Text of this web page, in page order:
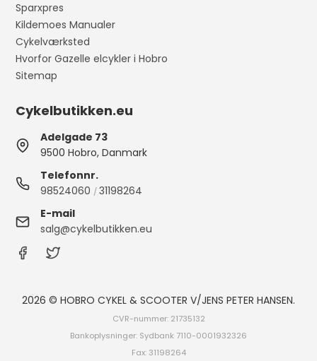
Sparxpres
Kildemoes Manualer
Cykelværksted
Hvorfor Gazelle elcykler i Hobro
Sitemap
Cykelbutikken.eu
Adelgade 73
9500 Hobro, Danmark
Telefonnr.
98524060 /31198264
E-mail
salg@cykelbutikken.eu
2026 © HOBRO CYKEL & SCOOTER V/JENS PETER HANSEN.
CVR-nummer: 21735132
Bankoplysninger: Sydbank 7110-0001932326
Fax: 31198264